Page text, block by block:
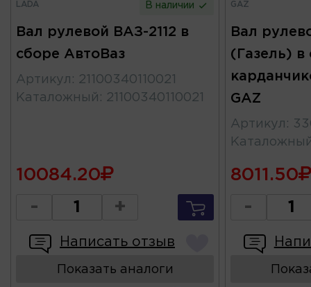
LADA В наличии
Вал рулевой ВАЗ-2112 в
сборе АвтоВаз
Артикул : 21100340110021
Каталожный : 21100340110021
10084.20
- +
Написать отзыв
Показать аналоги
GAZ
Вал
(Газель) в
GAZ
Артикул :
8011.50
-